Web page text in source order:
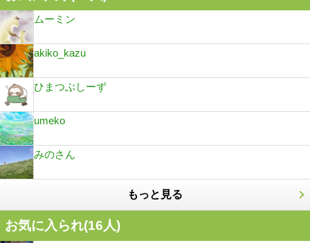
ムーミン
akiko_kazu
ひまつぶしーず
umeko
みのさん
もっと見る
お気に入られ(16人)